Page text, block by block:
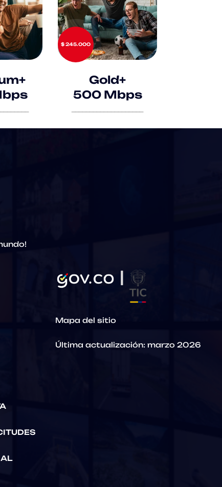
$ 245.000
Gold+
500 Mbps
AL
Mapa del sitio
Última actualización: marzo 2026